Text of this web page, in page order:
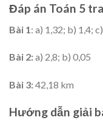
Đáp án Toán 5
Bài 1 : a) 1,32; b) 1,4;
Bài 2:a) 2,8; b) 0,05
Bài 3:42,18 km
Hướng dẫn giải